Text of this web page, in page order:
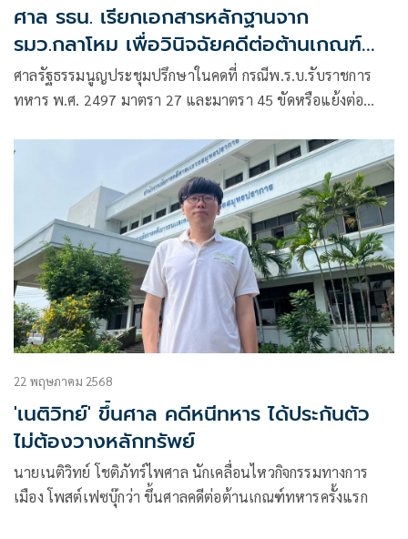
ศาล รธน. เรียกเอกสารหลักฐานจาก
รมว.กลาโหม เพื่อวินิจฉัยคดีต่อต้านเกณฑ์
ทหารของ 'เนติวิทย์'
ศาลรัฐธรรมนูญประชุมปรึกษาในคดที่ กรณีพ.ร.บ.รับราชการ
ทหาร พ.ศ. 2497 มาตรา 27 และมาตรา 45 ขัดหรือแย้งต่อ
22 พฤษภาคม 2568
'เนติวิทย์' ขึ้นศาล คดีหนีทหาร ได้ประกันตัว
ไม่ต้องวางหลักทรัพย์
นายเนติวิทย์ โชติภัทร์ไพศาล นักเคลื่อนไหวกิจกรรมทางการ
เมือง โพสต์เฟซบุ๊กว่า ขึ้นศาลคดีต่อต้านเกณฑ์ทหารครั้งแรก